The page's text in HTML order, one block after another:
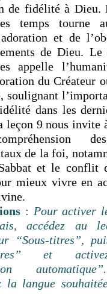
de fidélité à
temps tourne
et de
de Dieu. Le
appelle
du Créateur
soulignant
dans les
leçon 9 nous invite
de la foi,
et le conflit
mieux vivre en
: Pour activer
accédez au
“Sous-titres”,
et
la langue